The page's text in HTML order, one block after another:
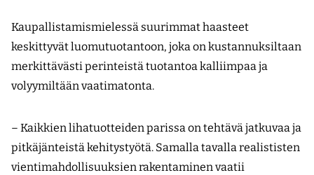
Kaupallistamismielessä suurimmat haasteet
keskittyvät luomutuotantoon, joka on kustannuksiltaan
merkittävästi perinteistä tuotantoa kalliimpaa ja
volyymiltään vaatimatonta.
– Kaikkien lihatuotteiden parissa on tehtävä jatkuvaa ja
pitkäjänteistä kehitystyötä. Samalla tavalla realististen
vientimahdollisuuksien rakentaminen vaatii